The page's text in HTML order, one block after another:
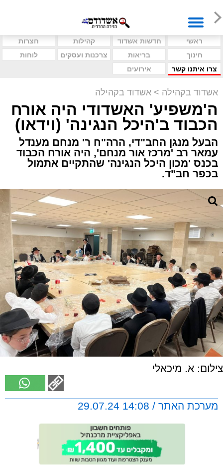
ראשי חדשות אשדוד קהילות
חצרות
חינוך
בריאות צרכנות ועסקים
לוחות
צרו איתנו קשר
אירועים
אשדוד בקהילה > אשדוד בקהילה
ה'משפיע' האשדודי היה אורח
הכבוד ב'היכל הנגינה' (וידאו)
הבעל מנגן החב"די, הרה"ח ר' מנחם מענדל
עמאר רב 'מרכז אור מנחם', היה אורח הכבוד
בכנס 'מכון היכל הנגינה' שהתקיים אתמול
בכפר חב"ד.
צילום: א. מיכאלי
מערכת האתר / 14:08 29.07.24